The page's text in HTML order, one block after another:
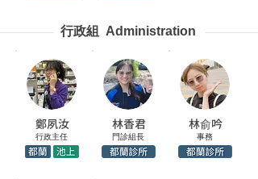
行政組 Administration
鄭夙汝
行政主任
林香君
門診組長
林俞吟
事務